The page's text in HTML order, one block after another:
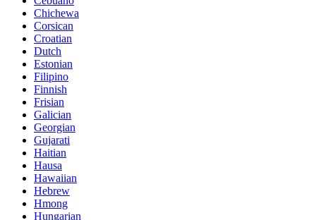
Chichewa
Corsican
Croatian
Dutch
Estonian
Filipino
Finnish
Frisian
Galician
Georgian
Gujarati
Haitian
Hausa
Hawaiian
Hebrew
Hmong
Hungarian